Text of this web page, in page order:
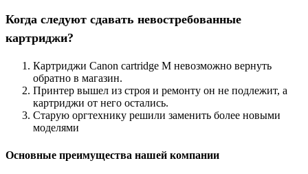
Когда следуют сдавать невостребованные
картриджи?
Картриджи Canon cartridge M невозможно вернуть
обратно в магазин.
Принтер вышел из строя и ремонту он не подлежит, а
картриджи от него остались.
Старую оргтехнику решили заменить более новыми
моделями
Основные преимущества нашей компании